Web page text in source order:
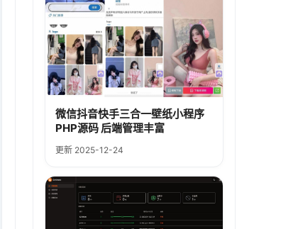
微信抖音快手三合一壁纸小程序
PHP源码 后端管理丰富
更新 2025-12-24